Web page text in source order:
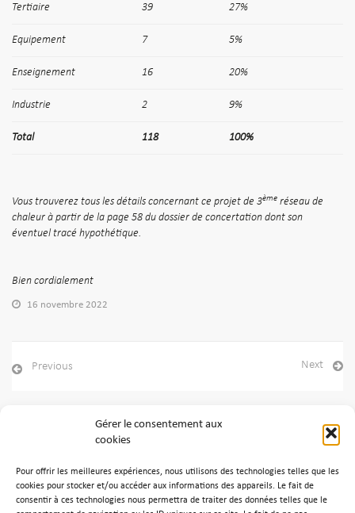
Gérer le consentement aux
cookies
Pour offrir les meilleures expériences, nous utilisons des technologies telles que les
cookies pour stocker et/ou accéder aux informations des appareils. Le fait de
consentir à ces technologies nous permettra de traiter des données telles que le
Tertiaire 39 27%
Equipement 7 5%
Enseignement 16 20%
Industrie 2 9%
Total 118 100%
Vous trouverez tous les détails concernant ce projet de 3ème réseau de
chaleur à partir de la page 58 du dossier de concertation dont son
éventuel tracé hypothétique.
Bien cordialement
16 novembre 2022
Previous Next
Archives
Aucune archive à afficher.